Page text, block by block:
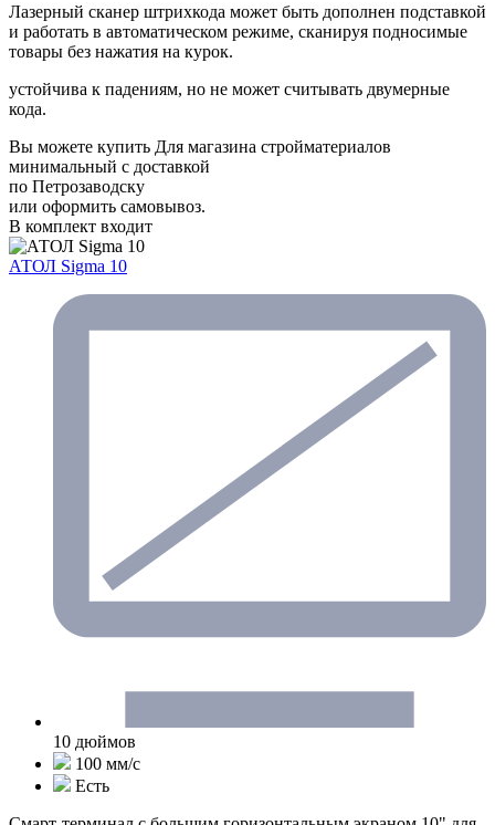
Лазерный сканер штрихкода может быть дополнен подставкой
и работать в автоматическом режиме, сканируя подносимые
товары без нажатия на курок.
устойчива к падениям, но не может считывать двумерные
кода.
Вы можете купить Для магазина стройматериалов
минимальный с доставкой
по Петрозаводску
или оформить самовывоз.
В комплект входит
АТОЛ Sigma 10
10 дюймов
100 мм/с
Есть